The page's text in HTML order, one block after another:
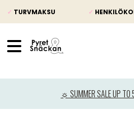
✓ TURVMAKSU ✓
☼ SUMMER SALE UP